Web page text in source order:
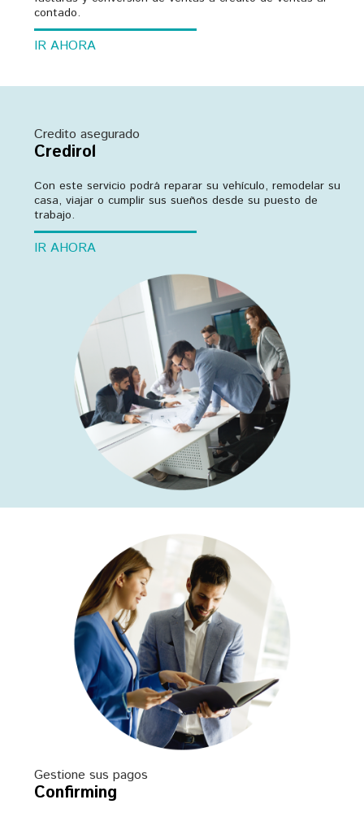
contado.
IR AHORA
Credito asegurado
Credirol
Con este servicio podrá reparar su vehículo, remodelar su
casa, viajar o cumplir sus sueños desde su puesto de
trabajo.
IR AHORA
Gestione sus pagos
Confirming